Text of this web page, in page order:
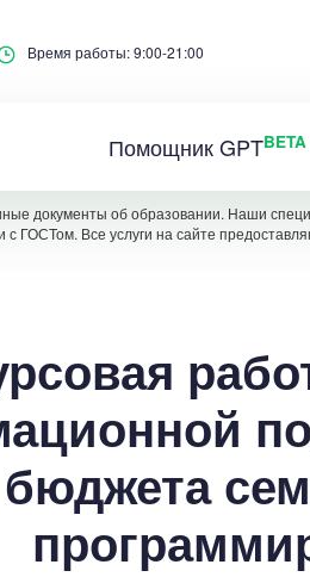
Время работы: 9:00-21:00
Помощник GPTBETA
документы об образовании. Наши
ГОСТом. Все услуги на сайте
бюджета